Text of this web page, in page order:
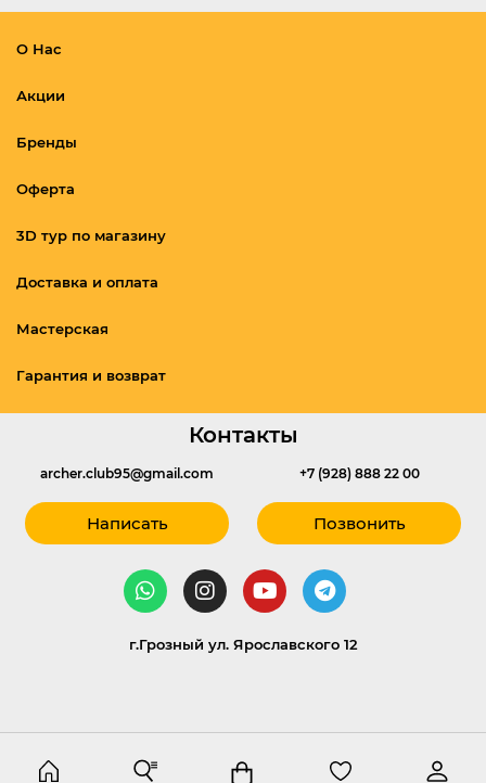
О Нас
Акции
Бренды
Оферта
3D тур по магазину
Доставка и оплата
Мастерская
Гарантия и возврат
Контакты
archer.club95@gmail.com
Написать
+7 (928) 888 22 00
Позвонить
г.Грозный ул. Ярославского 12